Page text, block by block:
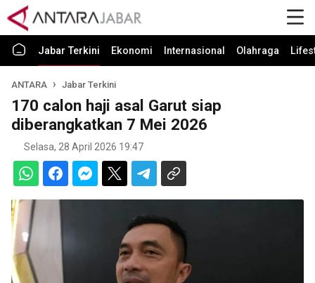
Jabar Terkini Ekonomi Internasional Olahraga
ANTARA Jabar Terkini
170 calon haji asal Garut siap
diberangkatkan 7 Mei 2026
Selasa, 28 April 2026 19:47